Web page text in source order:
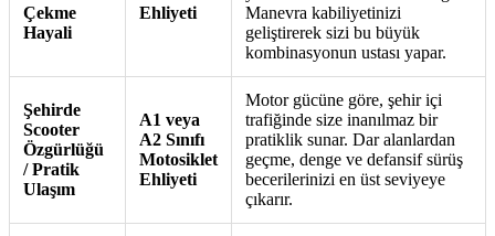
Çekme
Hayali
Ehliyeti
Manevra kabiliyetinizi
geliştirerek sizi bu büyük
kombinasyonun ustası yapar.
Şehirde
Scooter
Özgürlüğü
/ Pratik
Ulaşım
A1 veya
A2 Sınıfı
Motosiklet
Ehliyeti
Motor gücüne göre, şehir içi
trafiğinde size inanılmaz bir
pratiklik sunar. Dar alanlardan
geçme, denge ve defansif sürüş
becerilerinizi en üst seviyeye
çıkarır.